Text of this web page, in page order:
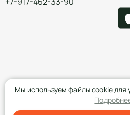
Мы используем файлы cookie для